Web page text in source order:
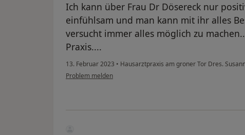
Ich kann über Frau Dr Dösereck nur
einfühlsam und man kann mit ihr alles
versucht immer alles möglich zu
Praxis....
13. Februar 2023 • Hausarztpraxis am groner Tor Dres.
Problem melden